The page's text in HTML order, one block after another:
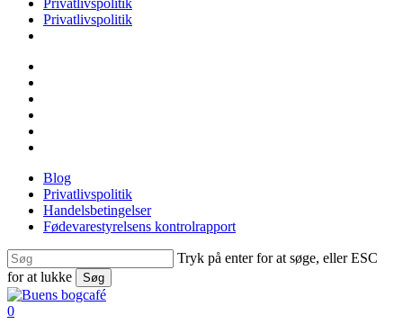
Privatlivspolitik
Privatlivspolitik
Skip
main
content
Blog
Privatlivspolitik
Handelsbetingelser
Fødevarestyrelsens kontrolrapport
Tryk på enter for at søge, eller ESC
for at lukke
Søg
Close
Search
search
0